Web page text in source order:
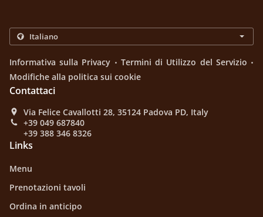
Informativa sulla Privacy . Termini di Utilizzo del Servizio .
Modifiche alla politica sui cookie
Contattaci
Via Felice Cavallotti 28, 35124 Padova PD, Italy
+39 049 687840
+39 388 346 8326
Links
Menu
Prenotazioni tavoli
Ordina in anticipo